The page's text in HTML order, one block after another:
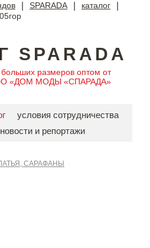
SPARADA каталог
SPARADA
размеров оптом от
«ДОМ МОДЫ «СПАРАДА»
условия сотрудничества
новости и репортажи
САРАФАНЫ